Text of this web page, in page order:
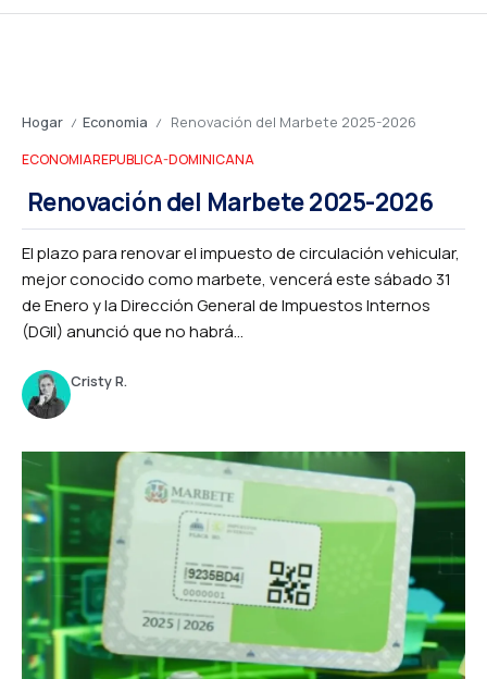
Hogar / Economia / Renovación del Marbete 2025-2026
ECONOMIAREPUBLICA-DOMINICANA
Renovación del Marbete 2025-2026
El plazo para renovar el impuesto de circulación vehicular,
mejor conocido como marbete, vencerá este sábado 31
de Enero y la Dirección General de Impuestos Internos
(DGII) anunció que no habrá...
Cristy R.